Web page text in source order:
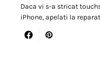
Daca vi s-a stricat
iPhone, apelati la